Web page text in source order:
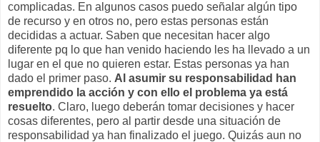
complicadas. En algunos casos puedo señalar algún tipo
de recurso y en otros no, pero estas personas están
decididas a actuar. Saben que necesitan hacer algo
diferente pq lo que han venido haciendo les ha llevado a un
lugar en el que no quieren estar. Estas personas ya han
dado el primer paso. Al asumir su responsabilidad han
emprendido la acción y con ello el problema ya está
resuelto. Claro, luego deberán tomar decisiones y hacer
cosas diferentes, pero al partir desde una situación de
responsabilidad ya han finalizado el juego. Quizás aun no